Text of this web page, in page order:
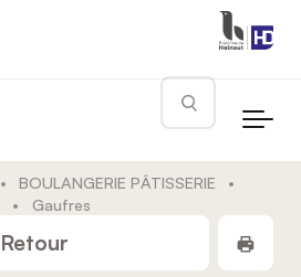
Rechercher
• BOULANGERIE PÂTISSERIE
•
• Gaufres
Retour